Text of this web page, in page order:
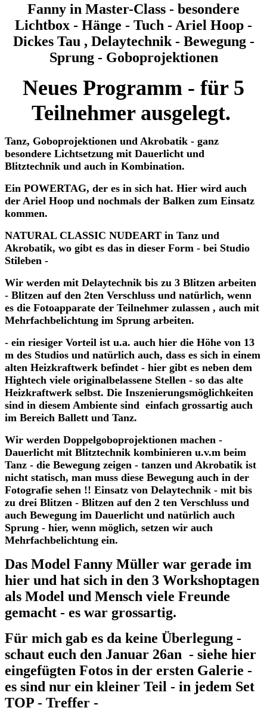
Fanny in Master-Class - besondere
Lichtbox - Hänge - Tuch - Ariel Hoop -
Dickes Tau , Delaytechnik - Bewegung -
Sprung - Goboprojektionen
Neues Programm - für 5
Teilnehmer ausgelegt.
Tanz, Goboprojektionen und Akrobatik - ganz
besondere Lichtsetzung mit Dauerlicht und
Blitztechnik und auch in Kombination.
Ein POWERTAG, der es in sich hat. Hier wird auch
der Ariel Hoop und nochmals der Balken zum Einsatz
kommen.
NATURAL CLASSIC NUDEART in Tanz und
Akrobatik, wo gibt es das in dieser Form - bei Studio
Stileben -
Wir werden mit Delaytechnik bis zu 3 Blitzen arbeiten
- Blitzen auf den 2ten Verschluss und natürlich, wenn
es die Fotoapparate der Teilnehmer zulassen , auch mit
Mehrfachbelichtung im Sprung arbeiten.
- ein riesiger Vorteil ist u.a. auch hier die Höhe von 13
m des Studios und natürlich auch, dass es sich in einem
alten Heizkraftwerk befindet - hier gibt es neben dem
Hightech viele originalbelassene Stellen - so das alte
Heizkraftwerk selbst. Die Inszenierungsmöglichkeiten
sind in diesem Ambiente sind einfach grossartig auch
im Bereich Ballett und Tanz.
Wir werden Doppelgoboprojektionen machen -
Dauerlicht mit Blitztechnik kombinieren u.v.m beim
Tanz - die Bewegung zeigen - tanzen und Akrobatik ist
nicht statisch, man muss diese Bewegung auch in der
Fotografie sehen !! Einsatz von Delaytechnik - mit bis
zu drei Blitzen - Blitzen auf den 2 ten Verschluss und
auch Bewegung im Dauerlicht und natürlich auch
Sprung - hier, wenn möglich, setzen wir auch
Mehrfachbelichtung ein.
Das Model Fanny Müller war gerade im
hier und hat sich in den 3 Workshoptagen
als Model und Mensch viele Freunde
gemacht - es war grossartig.
Für mich gab es da keine Überlegung -
schaut euch den Januar 26an - siehe hier
eingefügten Fotos in der ersten Galerie -
es sind nur ein kleiner Teil - in jedem Set
TOP - Treffer -